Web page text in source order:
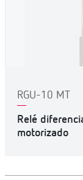
RGU-10 MT
Relé
motorizado